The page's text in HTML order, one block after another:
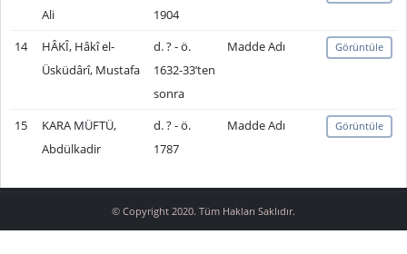
Ali
1904
14
HÂKÎ, Hâkî el-
Üsküdârî, Mustafa
d. ? - ö.
1632-33’ten
sonra
Madde Adı Görüntüle
15
KARA MÜFTÜ,
Abdülkadir
d. ? - ö.
1787
Madde Adı Görüntüle
© Copyright 2020. Tüm Hakları Saklıdır.